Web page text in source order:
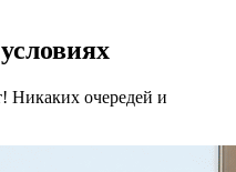
Никаких очередей и